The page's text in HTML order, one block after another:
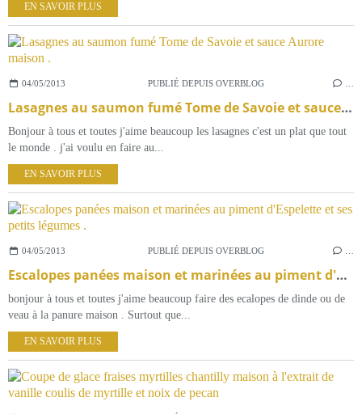
EN SAVOIR PLUS
04/05/2013 PUBLIÉ DEPUIS OVERBLOG
Lasagnes au saumon fumé Tome de Savoie et sauce Aurore maison .
Bonjour à tous et toutes j'aime beaucoup les lasagnes c'est un plat que tout
le monde . j'ai voulu en faire au...
EN SAVOIR PLUS
04/05/2013 PUBLIÉ DEPUIS OVERBLOG
Escalopes panées maison et marinées au piment d'Espelette et ses petits légumes .
bonjour à tous et toutes j'aime beaucoup faire des ecalopes de dinde ou de
veau à la panure maison . Surtout que...
EN SAVOIR PLUS